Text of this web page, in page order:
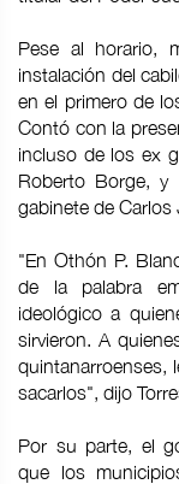
Pese al horario,
instalación del
en el primero de
Contó con la
incluso de los ex
Roberto Borge, y
gabinete de Carlos
"En Othón P.
de la palabra
ideológico a
sirvieron. A
quintanarroenses,
sacarlos", dijo
Por su parte, el
que los